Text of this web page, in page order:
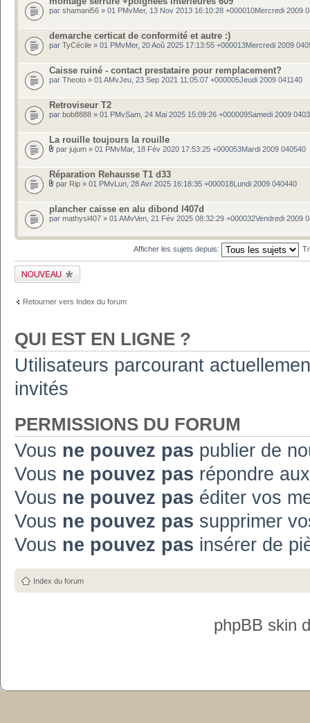
par shamani56 » 01 PMvMer, 13 Nov 2013 16:10:28 +000010Mercredi 2009
demarche certicat de conformité et autre :)
par TyCécile » 01 PMvMer, 20 Aoû 2025 17:13:55 +000013Mercredi 2009
Caisse ruiné - contact prestataire pour remplacement?
par Theoto » 01 AMvJeu, 23 Sep 2021 11:05:07 +000005Jeudi 2009 041140
Retroviseur T2
par bob8888 » 01 PMvSam, 24 Mai 2025 15:09:26 +000009Samedi 2009
La rouille toujours la rouille
par jujum » 01 PMvMar, 18 Fév 2020 17:53:25 +000053Mardi 2009 040540
Réparation Rehausse T1 d33
par Rip » 01 PMvLun, 28 Avr 2025 16:18:35 +000018Lundi 2009 040440
plancher caisse en alu dibond l407d
par mathysl407 » 01 AMvVen, 21 Fév 2025 08:32:29 +000032Vendredi 2009
Afficher les sujets depuis:
Publier un nouveau
sujet
Retourner vers Index du forum
QUI EST EN LIGNE ?
Utilisateurs parcourant
invités
PERMISSIONS DU FORUM
Vous ne pouvez pas publier de
Vous ne pouvez pas répondre
Vous ne pouvez pas éditer vos
Vous ne pouvez pas supprimer
Vous ne pouvez pas insérer de
Index du forum
phpBB skin